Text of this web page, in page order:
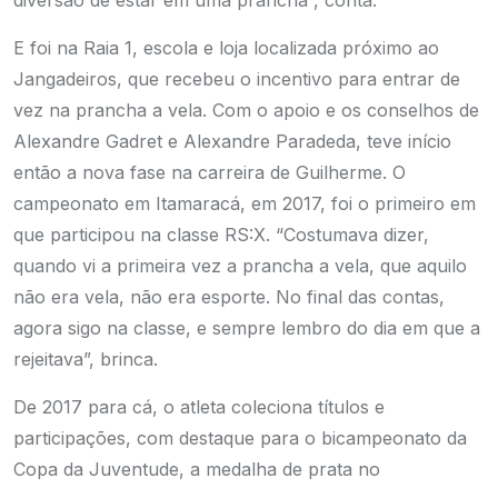
E foi na Raia 1, escola e loja localizada próximo ao
Jangadeiros, que recebeu o incentivo para entrar de
vez na prancha a vela. Com o apoio e os conselhos de
Alexandre Gadret e Alexandre Paradeda, teve início
então a nova fase na carreira de Guilherme. O
campeonato em Itamaracá, em 2017, foi o primeiro em
que participou na classe RS:X. “Costumava dizer,
quando vi a primeira vez a prancha a vela, que aquilo
não era vela, não era esporte. No final das contas,
agora sigo na classe, e sempre lembro do dia em que a
rejeitava”, brinca.
De 2017 para cá, o atleta coleciona títulos e
participações, com destaque para o bicampeonato da
Copa da Juventude, a medalha de prata no